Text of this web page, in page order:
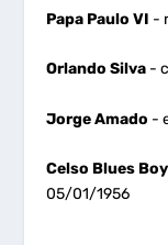
Papa Paulo VI -
Orlando Silva -
Jorge Amado -
Celso Blues Boy
05/01/1956